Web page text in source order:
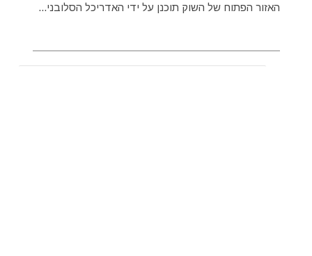
האזור הפתוח של השוק תוכנן על ידי האדריכל הסלובני...